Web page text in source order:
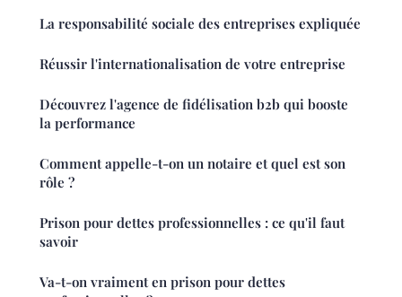
La responsabilité sociale des entreprises expliquée
Réussir l'internationalisation de votre entreprise
Découvrez l'agence de fidélisation b2b qui booste
la performance
Comment appelle-t-on un notaire et quel est son
rôle ?
Prison pour dettes professionnelles : ce qu'il faut
savoir
Va-t-on vraiment en prison pour dettes